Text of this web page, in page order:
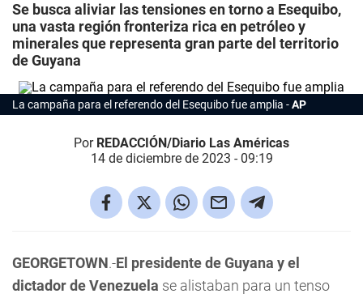
Se busca aliviar las tensiones en torno a Esequibo,
una vasta región fronteriza rica en petróleo y
minerales que representa gran parte del territorio
de Guyana
La campaña para el referendo del Esequibo fue amplia AP
Por REDACCIÓN/Diario Las Américas
14 de diciembre de 2023 - 09:19
GEORGETOWN.-El presidente de Guyana y el
dictador de Venezuela se alistaban para un tenso